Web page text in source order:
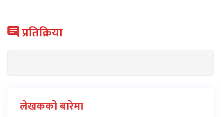
प्रतिक्रिया
लेखकको बारेमा